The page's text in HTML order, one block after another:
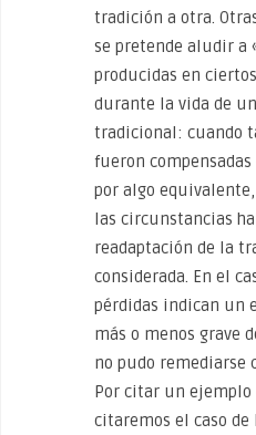
tradición a otra.
se pretende aludir a
producidas en
durante la vida de
tradicional: cuando
fueron
por algo
las circunstancias
readaptación de la
considerada. En el
pérdidas indican un
más o menos grave
no pudo remediarse
Por citar un ejemplo
citaremos el caso